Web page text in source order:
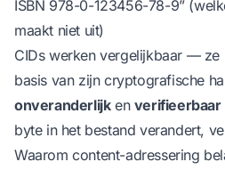
ISBN 978-0-123456-78-9”
maakt niet uit)
CIDs werken vergelijkbaar — ze
basis van zijn cryptografische
onveranderlijken verifieerbaar
byte in het bestand verandert,
Waarom content-adressering